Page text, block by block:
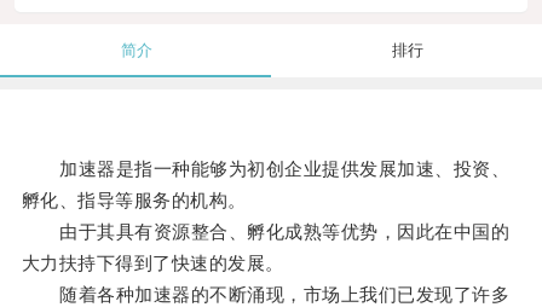
简介 排行
加速器是指一种能够为初创企业提供发展加速、投资、
孵化、指导等服务的机构。
由于其具有资源整合、孵化成熟等优势，因此在中国的
大力扶持下得到了快速的发展。
随着各种加速器的不断涌现，市场上我们已发现了许多